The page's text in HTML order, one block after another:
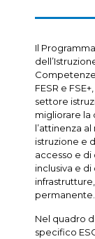
Il
Competenze
FESR e
settore
migliorare la
l’attinenza
istruzione e
accesso e
inclusiva e
permanente.
Nel quadro
specifico